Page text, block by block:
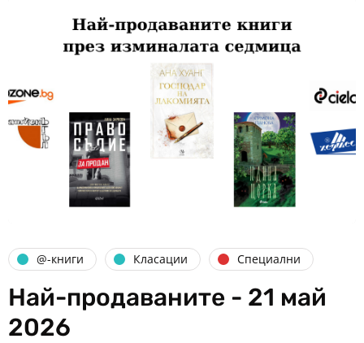
@-книги Класации Специални
Най-продаваните - 21 май
2026